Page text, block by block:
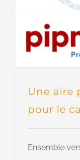
Une aire
pour le
Ensemble